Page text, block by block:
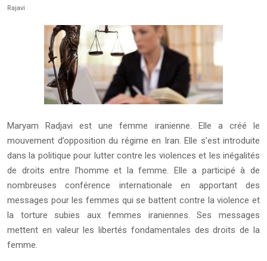
Rajavi
Maryam Radjavi est une femme iranienne. Elle a créé le
mouvement d’opposition du régime en Iran. Elle s’est introduite
dans la politique pour lutter contre les violences et les inégalités
de droits entre l’homme et la femme. Elle a participé à de
nombreuses conférence internationale en apportant des
messages pour les femmes qui se battent contre la violence et
la torture subies aux femmes iraniennes. Ses messages
mettent en valeur les libertés fondamentales des droits de la
femme.